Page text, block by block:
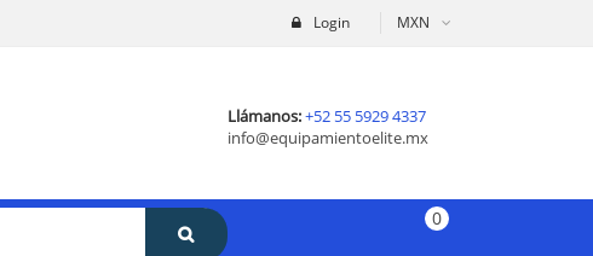
MXN
Login
Llámanos:+52 55 5929 4337
info@equipamientoelite.mx
0